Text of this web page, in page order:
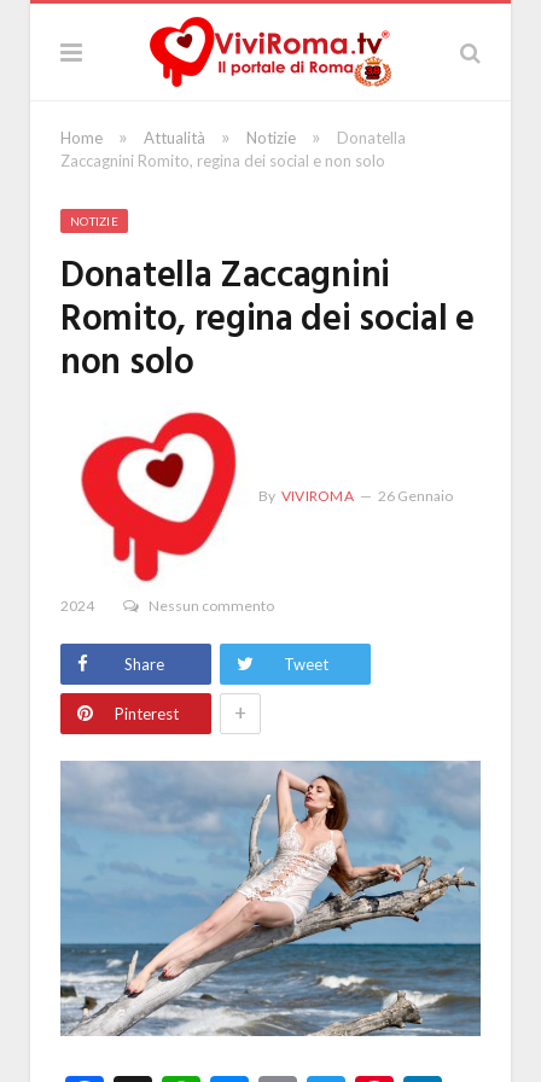
Home » Attualità » Notizie »
Donatella
Zaccagnini Romito, regina dei social e non solo
NOTIZIE
Donatella Zaccagnini
Romito, regina dei social e
non solo
By VIVIROMA 26 Gennaio
2024 Nessun commento
Share Tweet
Pinterest +